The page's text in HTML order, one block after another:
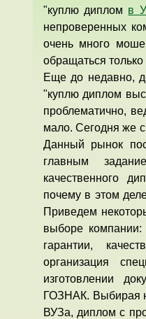
"куплю диплом в
непроверенных
очень много
обращаться
Еще до недавно,
"куплю диплом
проблематично,
мало. Сегодня же
Данный рынок
главным
качественного
почему в этом
Приведем
выборе компании:
гарантии,
организация
изготовлении
ГОЗНАК. Выбирая
ВУЗа, диплом с